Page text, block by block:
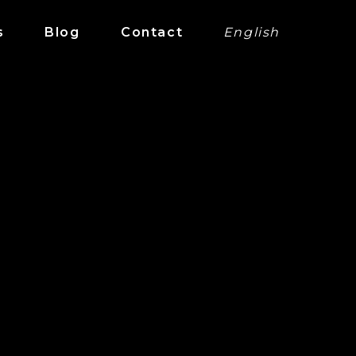
Blog Contact English